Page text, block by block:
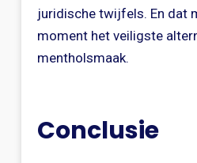
juridische twijfels. En dat
moment het veiligste
mentholsmaak.
Conclusie